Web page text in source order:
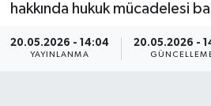
hakkında hukuk mücadelesi
20.05.2026 - 14:04
YAYINLANMA
20.05.2026 -
Ekonomi
Spor
Son Dakika Haberleri
Haber Arşivi